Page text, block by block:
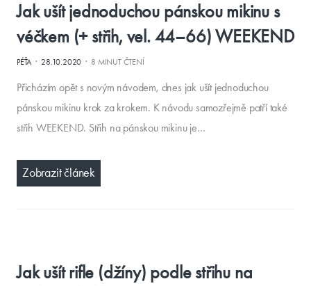
Jak ušít jednoduchou pánskou mikinu s
véčkem (+ střih, vel. 44–66) WEEKEND
PÉŤA· 28.10.2020 · 8 MINUT ČTENÍ
Přicházím opět s novým návodem, dnes jak ušít jednoduchou
pánskou mikinu krok za krokem. K návodu samozřejmě patří také
střih WEEKEND. Střih na pánskou mikinu je…
Zobrazit článek
Jak ušít rifle (džíny) podle střihu na